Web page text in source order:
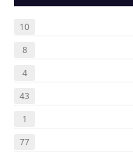
10
8
4
43
1
77